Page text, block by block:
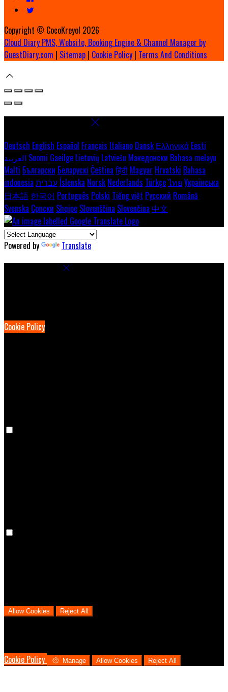
Copyright © CocoKreyol 2026
Cloud Diary PMS, Website, Booking Engine & Channel Manager by
GuestDiary.com | Sitemap | Cookie Policy | Terms And Conditions
Deutsch English Español Français Italiano Dansk Ελληνικά Eesti
العربية Suomi Gaeilge Lietuvių Latviešu Македонски Bahasa melayu
Malti Български Беларускі Čeština हिंदी Magyar Hrvatski Bahasa
indonesia עברית Íslenska Norsk Nederlands Türkçeไทย Українська
日本語 한국어 Português Polski Tiếng việt Русский Română
Svenska Српски Shqipe Slovenščina Slovenčina 中文
Powered by Translate
Cookie Policy
Allow Cookies Reject All
Cookie Policy
Manage Allow Cookies Reject All